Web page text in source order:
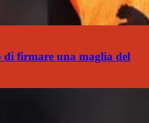
di firmare una maglia del